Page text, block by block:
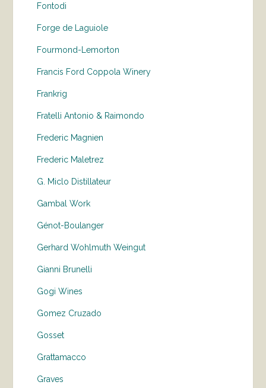
Fontodi
Forge de Laguiole
Fourmond-Lemorton
Francis Ford Coppola Winery
Frankrig
Fratelli Antonio & Raimondo
Frederic Magnien
Frederic Maletrez
G. Miclo Distillateur
Gambal Work
Génot-Boulanger
Gerhard Wohlmuth Weingut
Gianni Brunelli
Gogi Wines
Gomez Cruzado
Gosset
Grattamacco
Graves